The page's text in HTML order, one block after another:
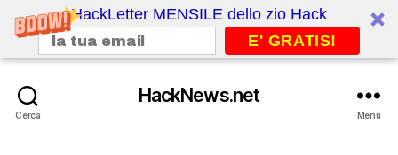
HackLetter MENSILE dello zio Hack
E' GRATIS!
Cerca
HackNews.net
Menu